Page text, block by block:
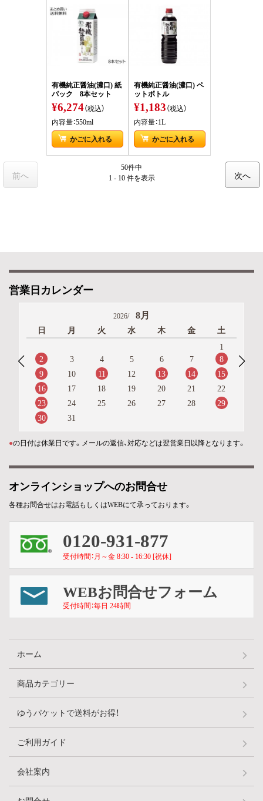
有機純正醤油(濃口) 紙
パック 8本セット
¥6,274（税込）
内容量：550ml
かごに入れる
有機純正醤油(濃口) ペ
ットボトル
¥1,183（税込）
内容量：1L
かごに入れる
50件中
1 - 10 件を表示
前へ 次へ
営業日カレンダー
2026/ 8月
日 月 火 水 木 金
土
1
2
3 4 5 6 7
8
9
10 11 12 13 14
15
16
17 18 19 20 21
22
23
24 25 26 27 28
29
30
31
●の日付は休業日です。メールの返信、対応などは翌営業日以降となります。
オンラインショップへのお問合せ
各種お問合せはお電話もしくはWEBにて承っております。
0120-931-877
受付時間：月～金 8:30 - 16:30 [祝休]
WEBお問合せフォーム
受付時間：毎日 24時間
ホーム
商品カテゴリー
ゆうパケットで送料がお得！
ご利用ガイド
会社案内